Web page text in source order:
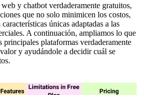
y chatbot verdaderamente gratuitos,
que no solo minimicen los costos,
únicas adaptadas a las
A continuación, ampliamos lo que
principales plataformas verdaderamente
y ayudándole a decidir cuál se